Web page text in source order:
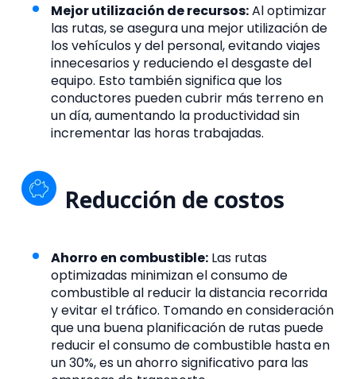
Mejor utilización de recursos:Al optimizar
las rutas, se asegura una mejor utilización de
los vehículos y del personal, evitando viajes
innecesarios y reduciendo el desgaste del
equipo. Esto también significa que los
conductores pueden cubrir más terreno en
un día, aumentando la productividad sin
incrementar las horas trabajadas.
Reducción de costos
Ahorro en combustible: Las rutas
optimizadas minimizan el consumo de
combustible al reducir la distancia recorrida
y evitar el tráfico. Tomando en consideración
que una buena planificación de rutas puede
reducir el consumo de combustible hasta en
un 30%, es un ahorro significativo para las